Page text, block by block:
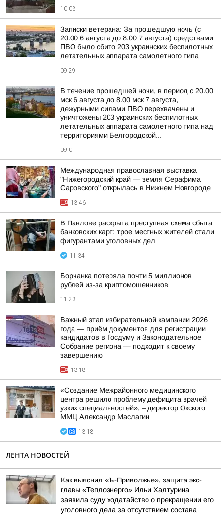
10:03
Записки ветерана: За прошедшую ночь (с
20:00 6 августа до 8:00 7 августа) средствами
ПВО было сбито 203 украинских беспилотных
летательных аппарата самолетного типа
09:29
В течение прошедшей ночи, в период с 20.00
мск 6 августа до 8.00 мск 7 августа,
дежурными силами ПВО перехвачены и
уничтожены 203 украинских беспилотных
летательных аппарата самолетного типа над
территориями Белгородской...
09:01
Международная православная выставка
"Нижегородский край — земля Серафима
Саровского" открылась в Нижнем Новгороде
13:46
В Павлове раскрыта преступная схема сбыта
банковских карт: трое местных жителей стали
фигурантами уголовных дел
11:34
Борчанка потеряла почти 5 миллионов
рублей из-за криптомошенников
11:23
Важный этап избирательной кампании 2026
года — приём документов для регистрации
кандидатов в Госдуму и Законодательное
Собрание региона — подходит к своему
завершению
13:18
«Создание Межрайонного медицинского
центра решило проблему дефицита врачей
узких специальностей», – директор Окского
ММЦ Александр Маслагин
13:18
ЛЕНТА НОВОСТЕЙ
Как выяснил «Ъ-Приволжье», защита экс-
главы «Теплоэнерго» Ильи Халтурина
заявила суду ходатайство о прекращении его
уголовного дела за отсутствием состава